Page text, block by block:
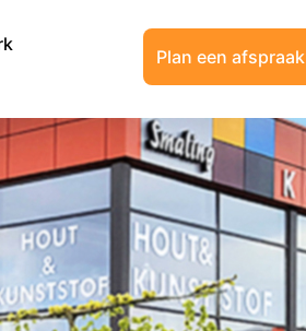
Plan een afspraak